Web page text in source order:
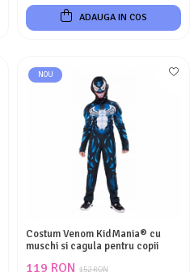
ADAUGA IN COS
NOU
Costum Venom KidMania® cu
muschi si cagula pentru copii
152 RON
119 RON